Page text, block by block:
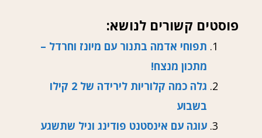
פוסטים קשורים לנושא:
תפוחי אדמה בתנור עם מיונז וחרדל –
מתכון מנצח!
גלה כמה קלוריות לירידה של 2 קילו
בשבוע
עוגה עם אינסטנט פודינג וניל שתשגע